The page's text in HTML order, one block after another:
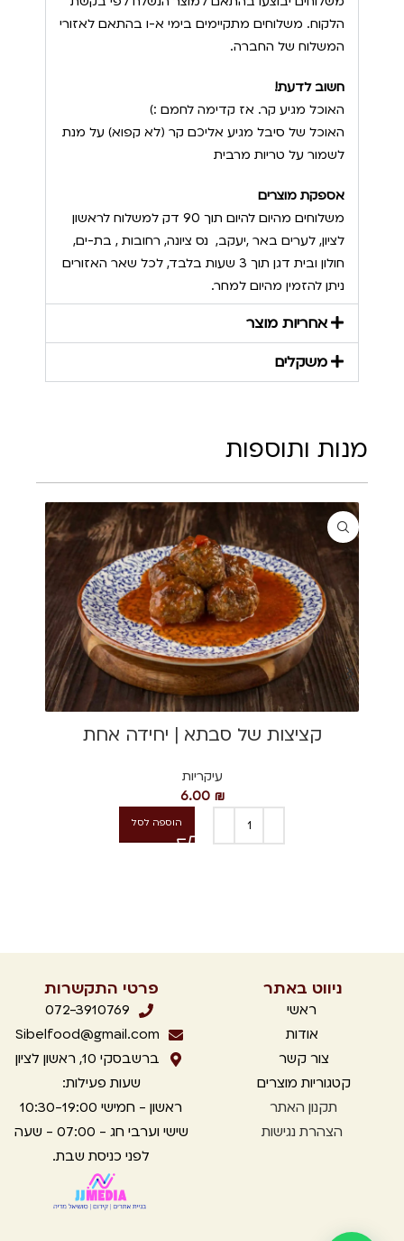
הלקוח. משלוחים מתקיימים בימי א-ו בהתאם לאזורי
המשלוח של החברה.
חשוב לדעת!
האוכל מגיע קר. אז קדימה לחמם :)
האוכל של סיבל מגיע אליכם קר (לא קפוא) על מנת
לשמור על טריות מרבית
אספקת מוצרים
משלוחים מהיום להיום תוך 90 דק למשלוח לראשון
לציון, לערים באר ,יעקב, נס ציונה, רחובות , בת-ים,
חולון ובית דגן תוך 3 שעות בלבד, לכל שאר האזורים
ניתן להזמין מהיום למחר.
אחריות מוצר
משקלים
מנות ותוספות
קציצות של סבתא | יחידה אחת
עיקריות
6.00 ₪
הוספה לסל
ניווט באתר
ראשי
אודות
צור קשר
קטגוריות מוצרים
תקנון האתר
הצהרת נגישות
פרטי התקשרות
072-3910769
Sibelfood@gmail.com
ברשבסקי 10, ראשון לציון
שעות פעילות:
ראשון - חמישי 10:30-19:00
שישי וערבי חג - 07:00 - שעה
לפני כניסת שבת.